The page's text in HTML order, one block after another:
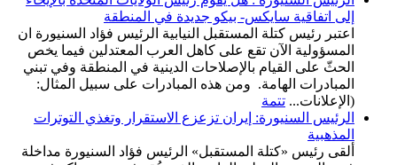
إلى اتفاقية سايكس- بيكو جديدة في المنطقة
اعتبر رئيس كتلة المستقبل النيابية الرئيس فؤاد السنيورة ان
المسؤولية الآن تقع على كاهل العرب المعتدلين فيما يخص
الحثّ على القيام بالإصلاحات الدينية في المنطقة وفي تبني
المبادرات الهامة. ومن هذه المبادرات على سبيل المثال:
(الإعلانات... تتمة
الرئيس السنيورة: إيران تزعزع الاستقرار وتغذي التوترات
المذهبية
ألقى رئيس «كتلة المستقبل» الرئيس فؤاد السنيورة مداخلة